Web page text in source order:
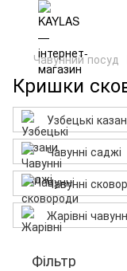
Чавунний посуд
Кришки
Узбецькі
Чавунні саджі
Чавунні
Жарівні
Фільтр